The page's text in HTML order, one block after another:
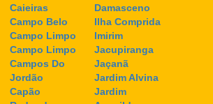
Caieiras
Campo Belo
Campo Limpo
Campo Limpo
Campos Do
Jordão
Capão
Damasceno
Ilha Comprida
Imirim
Jacupiranga
Jaçanã
Jardim Alvina
Jardim